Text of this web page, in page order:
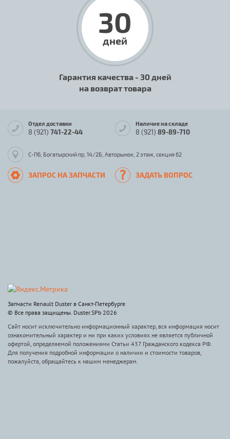
30
дней
Гарантия качества - 30 дней
на возврат товара
Отдел доставки
8 (921) 741-22-44
Наличие на складе
8 (921) 89-89-710
С-Пб, Богатырский пр, 14/2Б, Авторынок, 2 этаж, секция 62
ЗАПРОС НА ЗАПЧАСТИ ЗАДАТЬ ВОПРОС
Запчасти Renault Duster в Санкт-Петербурге
© Все права защищены. Duster.SPb 2026
Сайт носит исключительно информационный характер, вся информация носит
ознакомительный характер и ни при каких условиях не является публичной
офертой, определяемой положениями Статьи 437 Гражданского кодекса РФ.
Для получения подробной информации о наличии и стоимости товаров,
пожалуйста, обращайтесь к нашим менеджерам.